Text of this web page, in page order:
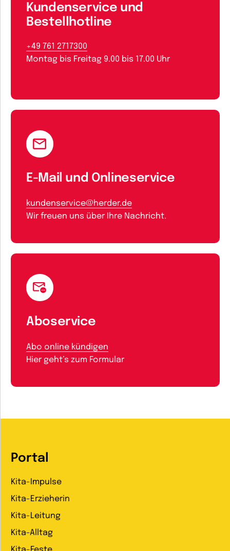
Kundenservice und
Bestellhotline
+49 761 2717300
Montag bis Freitag 9.00 bis 17.00 Uhr
E-Mail und Onlineservice
kundenservice@herder.de
Wir freuen uns über Ihre Nachricht.
Aboservice
Abo online kündigen
Hier geht’s zum Formular
Portal
Kita-Impulse
Kita-Erzieherin
Kita-Leitung
Kita-Alltag